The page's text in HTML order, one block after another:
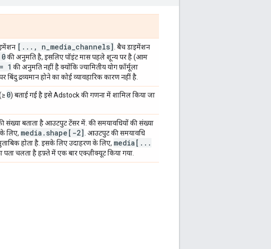
[ . . . , n media channels] . बैच डाइमेंशन
की अनुमति है, इसलिए पॉइंट मास पहले शून्य पर है (आम
1 की अनुमति नहीं है क्योंकि ज्यामितीय योग फ़ॉर्मूला
बिंदु द्रव्यमान होने का कोई व्यावहारिक कारण नहीं है.
0) बताई गई है इसे Adstock की गणना में शामिल किया जा
संख्या बताता है आउटपुट टेंसर में. की समयावधियों की संख्या
लिए, media . shape[-2] . आउटपुट की समयावधि
होता है. इसके लिए उदाहरण के लिए, media[ . . .
पता चलता है हफ़्ते में एक बार एक्ज़ीक्यूट किया गया.